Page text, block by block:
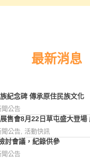
最新消息
紀念碑 傳承原住民族文化
聞公告
售會8月22日草屯盛大登場
聞公告, 活動快訊
討會議，紀錄供參
聞公告